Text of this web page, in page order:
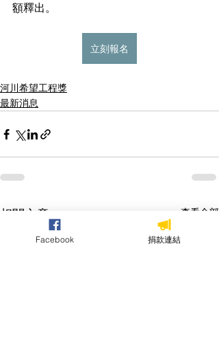
額釋出。
立刻報名
河川希望工程獎
最新消息
相關文章 查看全部
Facebook 捐款連結